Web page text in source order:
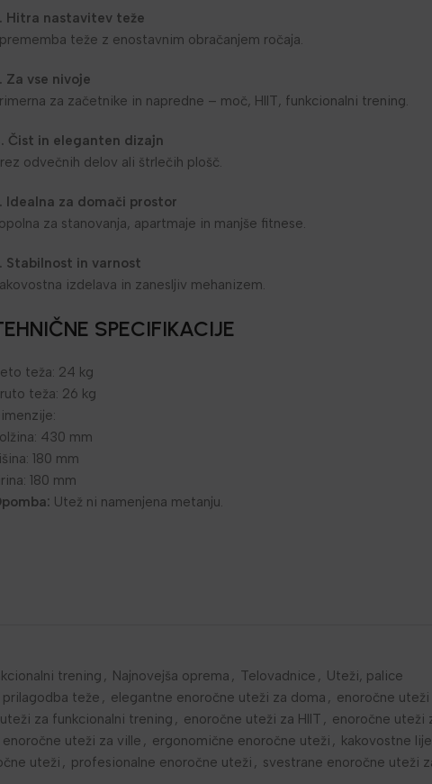
Hitra nastavitev teže
teže z enostavnim obračanjem ročaja.
Za vse nivoje
za začetnike in napredne – moč, HIIT, funkcionalni trening.
Čist in eleganten dizajn
odvečnih delov ali štrlečih plošč.
Idealna za domači prostor
za stanovanja, apartmaje in manjše fitnese.
Stabilnost in varnost
izdelava in zanesljiv mehanizem.
SPECIFIKACIJE
teža: 24 kg
teža: 26 kg
430 mm
180 mm
180 mm
Utež ni namenjena metanju.
trening , Najnovejša oprema , Telovadnice , Uteži, palice
prilagodba teže , elegantne enoročne uteži za doma , enoročne
za funkcionalni trening , enoročne uteži za HIIT , enoročne uteži
enoročne uteži za ville , ergonomične enoročne uteži , kakovostne
uteži , profesionalne enoročne uteži , svestrane enoročne uteži